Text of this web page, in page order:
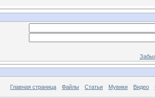
Главная страница Файлы Статьи Мувики Видео